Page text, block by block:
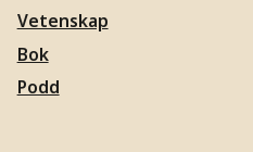
Vetenskap
Bok
Podd